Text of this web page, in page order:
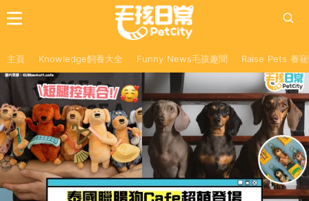
主頁 Knowledge飼養大全 Funny News毛孩趣聞 Raise Pets 養